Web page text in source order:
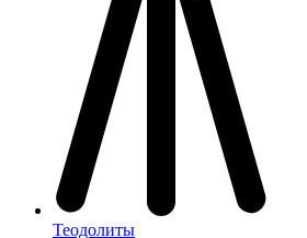
Теодолиты